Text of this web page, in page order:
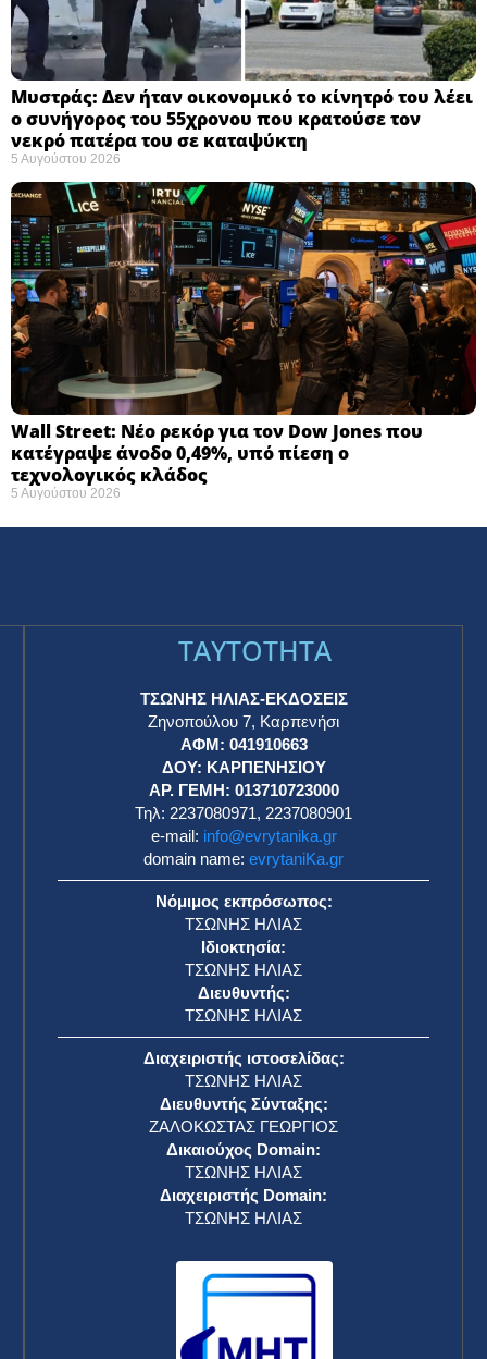
Μυστράς: Δεν ήταν οικονομικό το κίνητρό του λέει
ο συνήγορος του 55χρονου που κρατούσε τον
νεκρό πατέρα του σε καταψύκτη
5 Αυγούστου 2026
Wall Street: Νέο ρεκόρ για τον Dow Jones που
κατέγραψε άνοδο 0,49%, υπό πίεση ο
τεχνολογικός κλάδος
5 Αυγούστου 2026
TAYTOTHTA
ΤΣΩΝΗΣ ΗΛΙΑΣ-ΕΚΔΟΣΕΙΣ
Ζηνοπούλου 7, Καρπενήσι
ΑΦΜ: 041910663
ΔΟΥ: ΚΑΡΠΕΝΗΣΙΟΥ
ΑΡ. ΓΕΜΗ: 013710723000
Τηλ: 2237080971, 2237080901
e-mail: info@evrytanika.gr
domain name: evrytaniKa.gr
Νόμιμος εκπρόσωπος:
ΤΣΩΝΗΣ ΗΛΙΑΣ
Ιδιοκτησία:
ΤΣΩΝΗΣ ΗΛΙΑΣ
Διευθυντής:
ΤΣΩΝΗΣ ΗΛΙΑΣ
Διαχειριστής ιστοσελίδας:
ΤΣΩΝΗΣ ΗΛΙΑΣ
Διευθυντής Σύνταξης:
ΖΑΛΟΚΩΣΤΑΣ ΓΕΩΡΓΙΟΣ
Δικαιούχος Domain:
ΤΣΩΝΗΣ ΗΛΙΑΣ
Διαχειριστής Domain:
ΤΣΩΝΗΣ ΗΛΙΑΣ